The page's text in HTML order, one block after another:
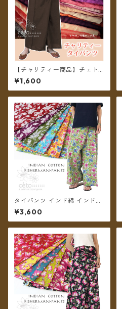
【チャリティー商品】チェトc
han support チャリティータ
イパンツ レーヨンロング丈
¥1,600
タイパンツ インド綿 インド更
紗 no.12 フラワープリント 2
タイプ全6カラー ロング丈【メ
ール便送料無料】
¥3,600